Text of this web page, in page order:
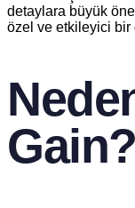
detaylara büyük
özel ve etkileyici bir
Gain?